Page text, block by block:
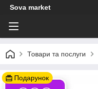
Sova market
Товари та послуги
Подарунок